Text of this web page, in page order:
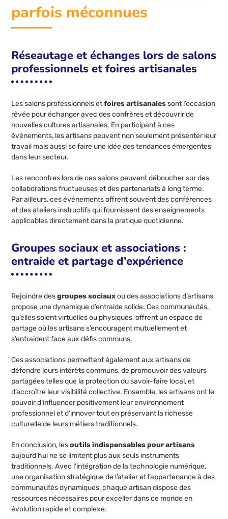
parfois méconnues
Réseautage et échanges lors de salons
professionnels et foires artisanales
Les salons professionnels etfoires artisanalessont l’occasion
rêvée pour échanger avec des confrères et découvrir de
nouvelles cultures artisanales. En participant à ces
événements, les artisans peuvent non seulement présenter leur
travail mais aussi se faire une idée des tendances émergentes
dans leur secteur.
Les rencontres lors de ces salons peuvent déboucher sur des
collaborations fructueuses et des partenariats à long terme.
Par ailleurs, ces événements offrent souvent des conférences
et des ateliers instructifs qui fournissent des enseignements
applicables directement dans la pratique quotidienne.
Groupes sociaux et associations :
entraide et partage d’expérience
Rejoindre desgroupes sociauxou des associations d’artisans
propose une dynamique d’entraide solide. Ces communautés,
qu’elles soient virtuelles ou physiques, offrent un espace de
partage où les artisans s’encouragent mutuellement et
s’entraident face aux défis communs.
Ces associations permettent également aux artisans de
défendre leurs intérêts communs, de promouvoir des valeurs
partagées telles que la protection du savoir-faire local, et
d’accroître leur visibilité collective. Ensemble, les artisans ont le
pouvoir d’influencer positivement leur environnement
professionnel et d’innover tout en préservant la richesse
culturelle de leurs métiers traditionnels.
En conclusion, lesoutils indispensables pour artisans
aujourd’hui ne se limitent plus aux seuls instruments
traditionnels. Avec l’intégration de la technologie numérique,
une organisation stratégique de l’atelier et l’appartenance à des
communautés dynamiques, chaque artisan dispose des
ressources nécessaires pour exceller dans ce monde en
évolution rapide et complexe.